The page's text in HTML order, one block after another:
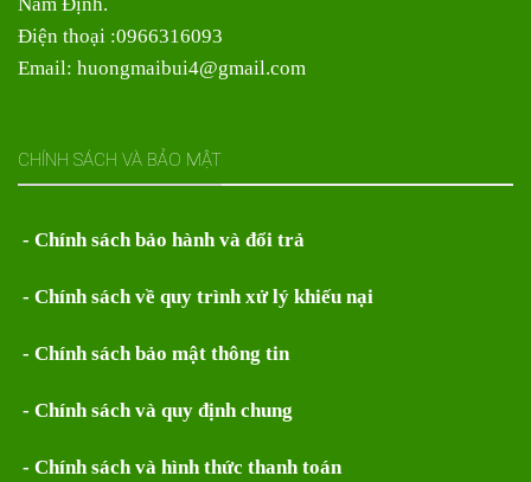
Điện thoại :0966316093
Email: huongmaibui4@gmail.com
CHÍNH SÁCH VÀ BẢO MẬT
- Chính sách bảo hành và đổi trả
- Chính sách về quy trình xử lý khiếu nại
- Chính sách bảo mật thông tin
- Chính sách và quy định chung
- Chính sách và hình thức thanh toán